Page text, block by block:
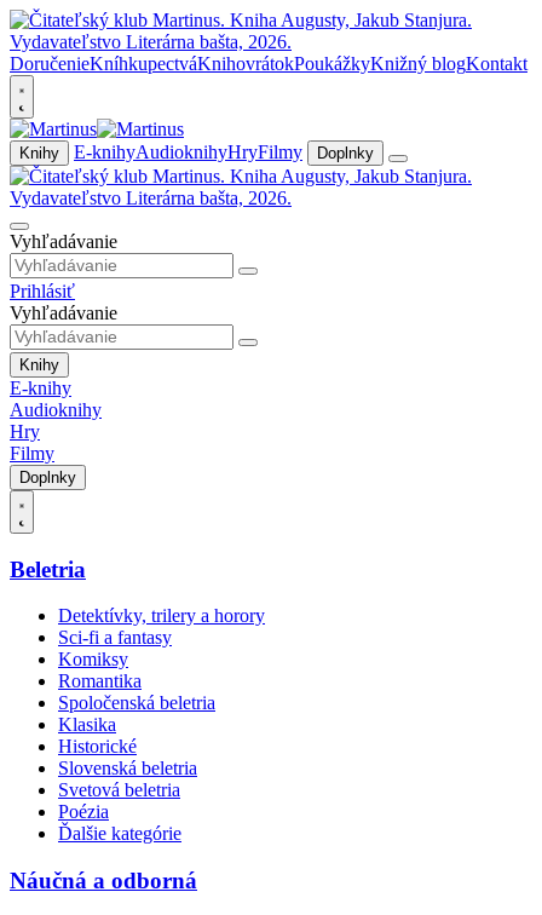
DoručenieKníhkupectváKnihovrátokPoukážkyKnižný blogKontakt
Knihy E-knihyAudioknihyHryFilmy Doplnky
Vyhľadávanie
Prihlásiť
Vyhľadávanie
Knihy
E-knihy
Audioknihy
Hry
Filmy
Doplnky
Beletria
Detektívky, trilery a horory
Sci-fi a fantasy
Komiksy
Romantika
Spoločenská beletria
Klasika
Historické
Slovenská beletria
Svetová beletria
Poézia
Ďalšie kategórie
Náučná a odborná